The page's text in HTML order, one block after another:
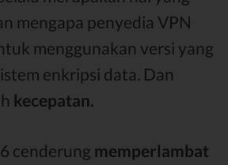
mengapa penyedia VPN
menggunakan versi yang
enkripsi data. Dan
kecepatan.
cenderung memperlambat